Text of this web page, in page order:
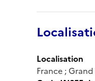
Localisation
France ;